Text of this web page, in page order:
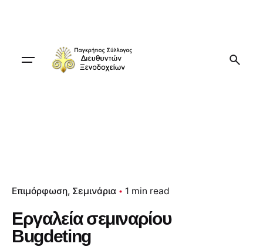
Επιμόρφωση Σεμινάρια 1 min read
Εργαλεία σεμιναρίου
Bugdeting